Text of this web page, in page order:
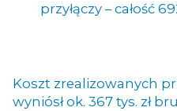
przyłączy – całość
Koszt zrealizowanych
wyniósł ok. 367 tys. zł